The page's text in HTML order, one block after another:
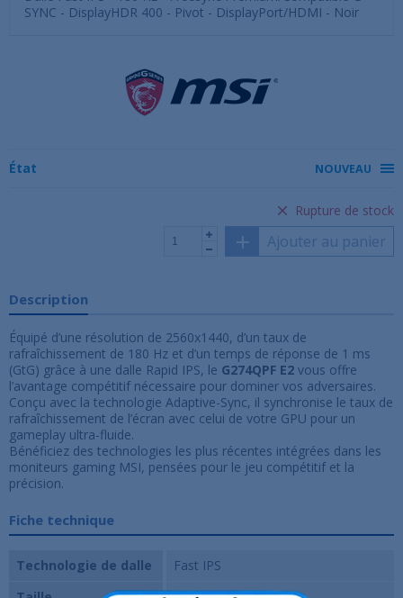
SYNC - DisplayHDR 400 - Pivot - DisplayPort/HDMI - Noir
État NOUVEAU
Rupture de stock
Ajouter au panier
Description
Équipé d’une résolution de 2560x1440, d’un taux de
rafraîchissement de 180 Hz et d’un temps de réponse de 1 ms
(GtG) grâce à une dalle Rapid IPS, le G274QPF E2 vous offre
l’avantage compétitif nécessaire pour dominer vos adversaires.
Conçu avec la technologie Adaptive-Sync, il synchronise le taux de
rafraîchissement de l’écran avec celui de votre GPU pour un
gameplay ultra-fluide.
Bénéficiez des technologies les plus récentes intégrées dans les
moniteurs gaming MSI, pensées pour le jeu compétitif et la
précision.
Fiche technique
Technologie de dalle
Fast IPS